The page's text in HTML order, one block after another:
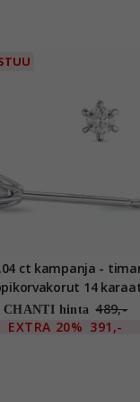
ct kampanja -
14
kanssa
CHANTI hinta 489,-
EXTRA 20% 391,-